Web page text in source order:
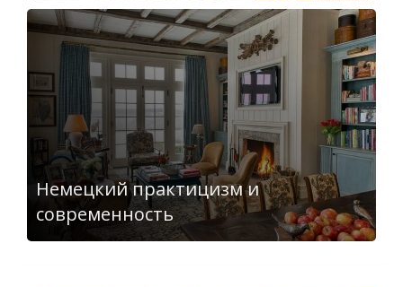
Немецкий практицизм и
современность